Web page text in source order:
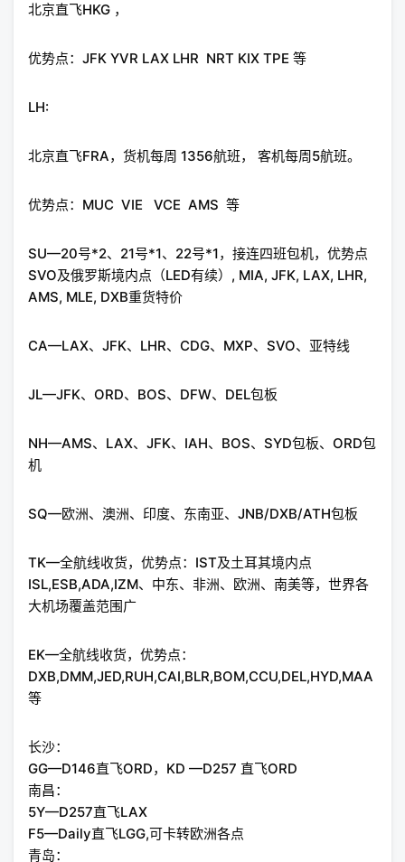
北京直飞HKG ，
优势点：JFK YVR LAX LHR NRT KIX TPE 等
LH:
北京直飞FRA，货机每周 1356航班， 客机每周5航班。
优势点：MUC VIE VCE AMS 等
SU—20号*2、21号*1、22号*1，接连四班包机，优势点
SVO及俄罗斯境内点（LED有续）, MIA, JFK, LAX, LHR,
AMS, MLE, DXB重货特价
CA—LAX、JFK、LHR、CDG、MXP、SVO、亚特线
JL—JFK、ORD、BOS、DFW、DEL包板
NH—AMS、LAX、JFK、IAH、BOS、SYD包板、ORD包
机
SQ—欧洲、澳洲、印度、东南亚、JNB/DXB/ATH包板
TK—全航线收货，优势点：IST及土耳其境内点
ISL,ESB,ADA,IZM、中东、非洲、欧洲、南美等，世界各
大机场覆盖范围广
EK—全航线收货，优势点：
DXB,DMM,JED,RUH,CAI,BLR,BOM,CCU,DEL,HYD,MAA
等
长沙：
GG—D146直飞ORD，KD —D257 直飞ORD
南昌：
5Y—D257直飞LAX
F5—Daily直飞LGG,可卡转欧洲各点
青岛：